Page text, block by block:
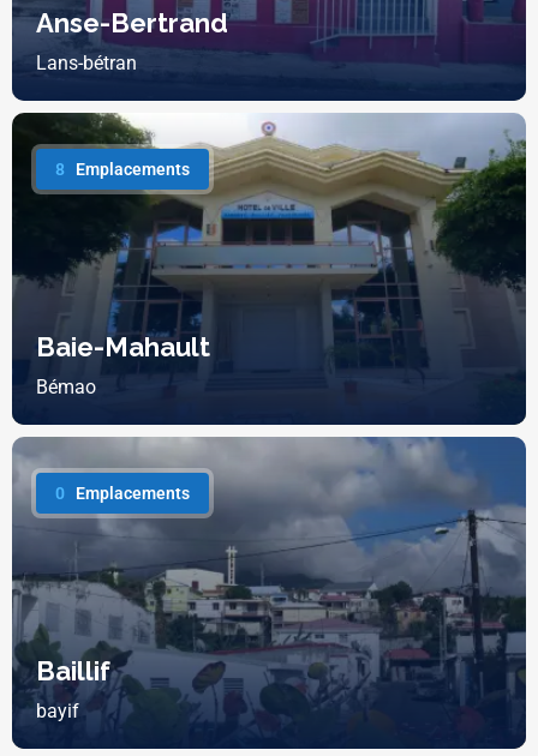
Anse-Bertrand
Lans-bétran
8 Emplacements
Baie-Mahault
Bémao
0 Emplacements
Baillif
bayif